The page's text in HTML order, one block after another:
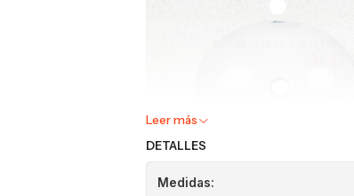
Leer más
DETALLES
Medidas: